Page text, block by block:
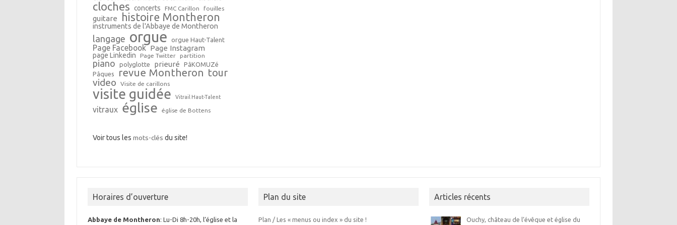
cloches concerts FMC Carillon fouilles
guitare histoire Montheron
instruments de l'Abbaye de Montheron
langage orgue orgue Haut-Talent
Page Facebook Page Instagram
page Linkedin Page Twitter partition
piano polyglotte prieuré
PâKOMUZé
Pâques
revue Montheron tour
video Visite de carillons
visite guidée Vitrail Haut-Talent
vitraux église église de Bottens
Voir tous les mots-clés du site!
Horaires d’ouverture
Abbaye de Montheron: Lu-Di 8h-20h, l’église et la
Plan du site
Plan / Les « menus ou index » du site !
Articles récents
Ouchy, château de l’évêque et église du